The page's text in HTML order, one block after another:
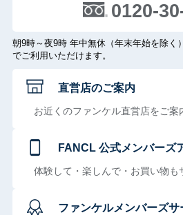
0120-
朝9時～夜9時 年中無休（年末年始を除く
でご利用いただけます。
直営店のご案内
お近くのファンケル直営店をご案
FANCL 公式メンバーズ
体験して・楽しんで・お買い物も
ファンケルメンバーズサ